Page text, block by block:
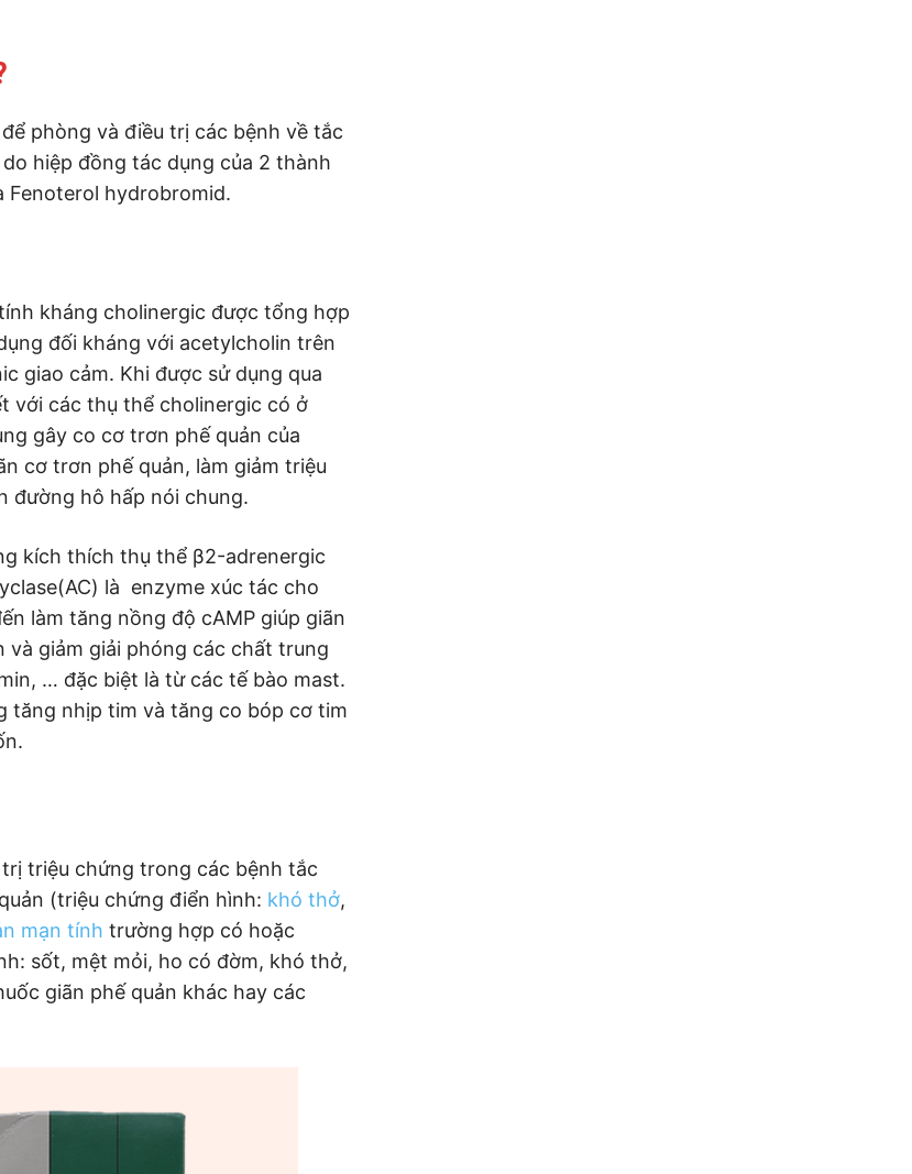
phòng và điều trị các bệnh về tắc
hiệp đồng tác dụng của 2 thành
Fenoterol hydrobromid.
kháng cholinergic được tổng hợp
đối kháng với acetylcholin trên
giao cảm. Khi được sử dụng qua
với các thụ thể cholinergic có ở
gây co cơ trơn phế quản của
cơ trơn phế quản, làm giảm triệu
đường hô hấp nói chung.
kích thích thụ thể β2-adrenergic
là enzyme xúc tác cho
làm tăng nồng độ cAMP giúp giãn
và giảm giải phóng các chất trung
… đặc biệt là từ các tế bào mast.
tăng nhịp tim và tăng co bóp cơ tim
triệu chứng trong các bệnh tắc
(triệu chứng điển hình: khó thở,
mạn tính trường hợp có hoặc
sốt, mệt mỏi, ho có đờm, khó thở,
giãn phế quản khác hay các